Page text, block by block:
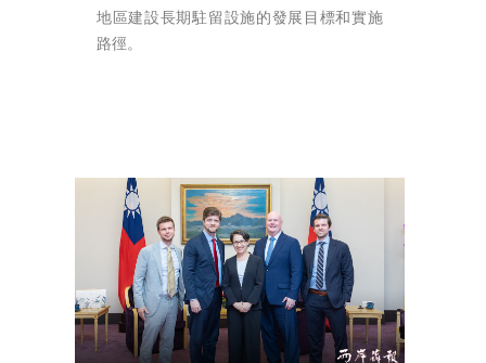
地區建設長期駐留設施的發展目標和實施
路徑。